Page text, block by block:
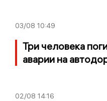
03/08 10:49
Три человека
аварии на
02/08 14:16